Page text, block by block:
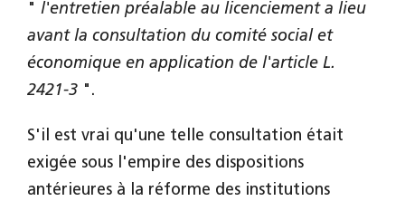
" l'entretien préalable au licenciement a lieu
avant la consultation du comité social et
économique en application de l'article L.
2421-3 ".
S'il est vrai qu'une telle consultation était
exigée sous l'empire des dispositions
antérieures à la réforme des institutions